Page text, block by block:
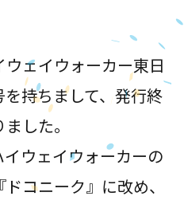
ェイウォーカー東日
持ちまして、発行終
した。
ウェイウォーカーの
コニーク』に改め、